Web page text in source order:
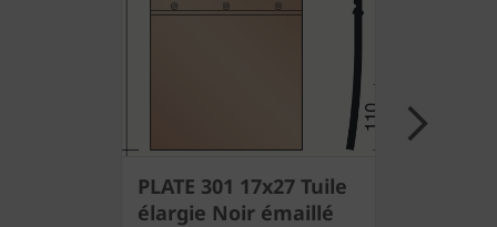
PLATE 301 17x27 Tuile
élargie Noir émaillé
Next